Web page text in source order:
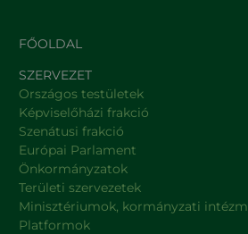
FŐOLDAL
SZERVEZET
Országos testületek
Képviselőházi frakció
Szenátusi frakció
Európai Parlament
Önkormányzatok
Területi szervezetek
Minisztériumok, kormányzati
Platformok